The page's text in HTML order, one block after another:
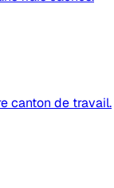
canton de travail.